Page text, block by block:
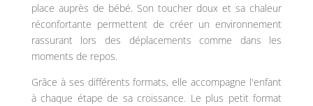
place auprès de bébé. Son toucher doux et sa chaleur
réconfortante permettent de créer un environnement
rassurant
lors des déplacements comme dans
les
moments de repos.
Grâce à ses différents formats, elle accompagne l'enfant
à chaque étape de sa croissance. Le plus petit format